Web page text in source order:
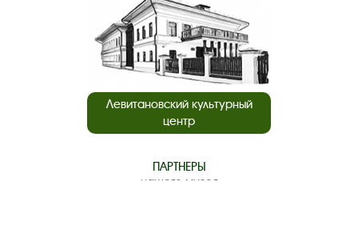
Левитановский культурный
центр
ПАРТНЕРЫ
нашего музея